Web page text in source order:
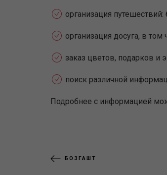
организация
организация досуга, в том
заказ цветов, подарков и
поиск различной
Подробнее с информацией
БОЗГАШТ